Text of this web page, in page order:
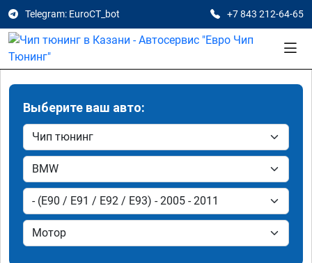
Telegram: EuroCT_bot +7 843 212-64-65
Выберите ваш авто: